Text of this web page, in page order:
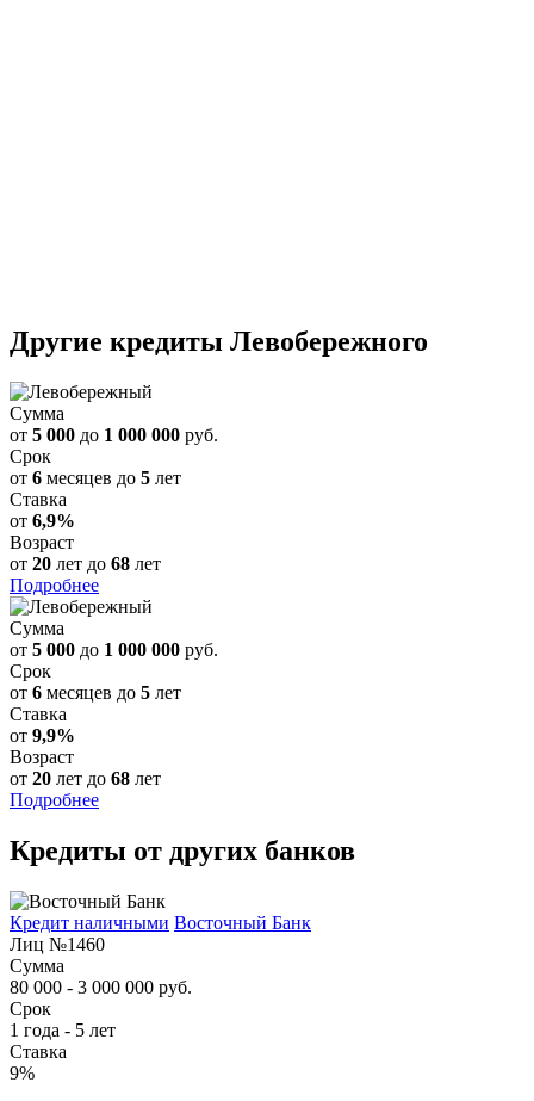
Другие кредиты Левобережного
Сумма
от 5 000 до 1 000 000 руб.
Срок
от 6 месяцев до 5 лет
Ставка
от 6,9%
Возраст
от 20 лет до 68 лет
Подробнее
Сумма
от 5 000 до 1 000 000 руб.
Срок
от 6 месяцев до 5 лет
Ставка
от 9,9%
Возраст
от 20 лет до 68 лет
Подробнее
Кредиты от других банков
Кредит наличными Восточный Банк
Лиц №1460
Сумма
80 000 - 3 000 000 руб.
Срок
1 года - 5 лет
Ставка
9%